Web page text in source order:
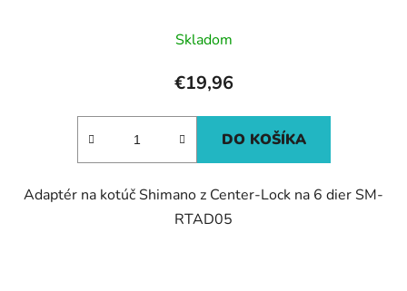
Skladom
€19,96
DO KOŠÍKA
Adaptér na kotúč Shimano z Center-Lock na 6 dier SM-
RTAD05